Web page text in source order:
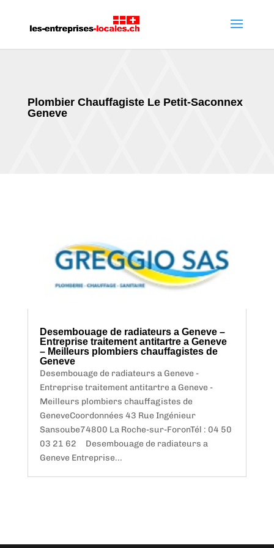
Plombier Chauffagiste Le Petit-Saconnex
Geneve
Desembouage de radiateurs a Geneve –
Entreprise traitement antitartre a Geneve
– Meilleurs plombiers chauffagistes de
Geneve
Desembouage de radiateurs a Geneve -
Entreprise traitement antitartre a Geneve -
Meilleurs plombiers chauffagistes de
GeneveCoordonnées 43 Rue Ingénieur
Sansoube74800 La Roche-sur-ForonTél : 04 50
03 21 62 Desembouage de radiateurs a
Geneve Entreprise...